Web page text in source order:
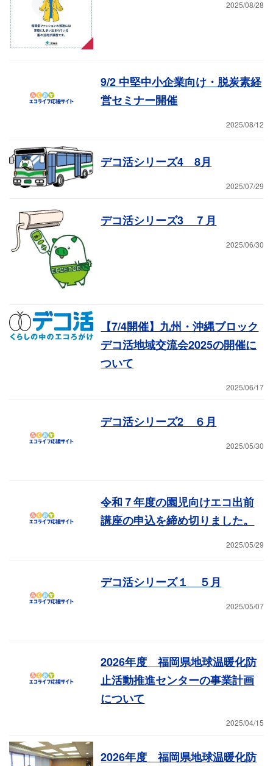
2025/08/28
9/2 中堅中小企業向け・脱炭素経
営セミナー開催
2025/08/12
デコ活シリーズ4 8月
2025/07/29
デコ活シリーズ3 ７月
2025/06/30
【7/4開催】九州・沖縄ブロック
デコ活地域交流会2025の開催に
ついて
2025/06/17
デコ活シリーズ2 ６月
2025/05/30
令和７年度の園児向けエコ出前
講座の申込を締め切りました。
2025/05/29
デコ活シリーズ１ ５月
2025/05/07
2026年度 福岡県地球温暖化防
止活動推進センターの事業計画
について
2025/04/15
2026年度 福岡県地球温暖化防